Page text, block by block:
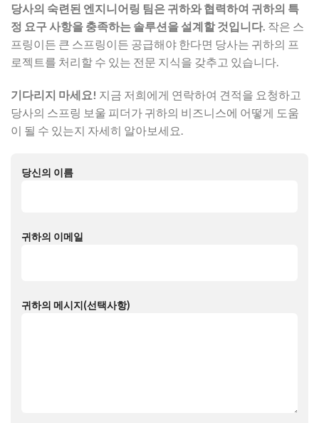
당사의 숙련된 엔지니어링 팀은 귀하와 협력하여 귀하의 특
정 요구 사항을 충족하는 솔루션을 설계할 것입니다. 작은 스
프링이든 큰 스프링이든 공급해야 한다면 당사는 귀하의 프
로젝트를 처리할 수 있는 전문 지식을 갖추고 있습니다.
기다리지 마세요! 지금 저희에게 연락하여 견적을 요청하고
당사의 스프링 보울 피더가 귀하의 비즈니스에 어떻게 도움
이 될 수 있는지 자세히 알아보세요.
당신의 이름
귀하의 이메일
귀하의 메시지(선택사항)